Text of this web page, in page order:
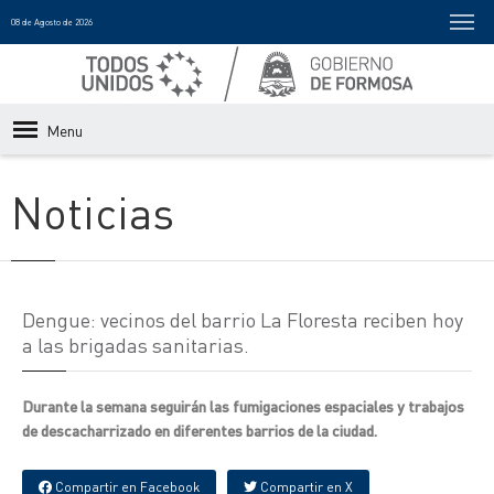
08 de Agosto de 2026
Menu
Noticias
Dengue: vecinos del barrio La Floresta reciben hoy
a las brigadas sanitarias.
Durante la semana seguirán las fumigaciones espaciales y trabajos
de descacharrizado en diferentes barrios de la ciudad.
Compartir en Facebook Compartir en X